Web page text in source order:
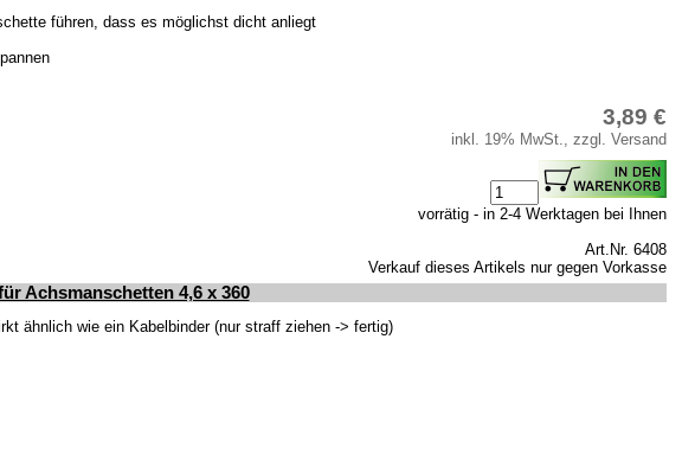
führen, dass es möglichst dicht anliegt
3,89 €
inkl. 19% MwSt., zzgl. Versand
vorrätig - in 2-4 Werktagen bei Ihnen
Art.Nr. 6408
Verkauf dieses Artikels nur gegen Vorkasse
Achsmanschetten 4,6 x 360
ähnlich wie ein Kabelbinder (nur straff ziehen -> fertig)